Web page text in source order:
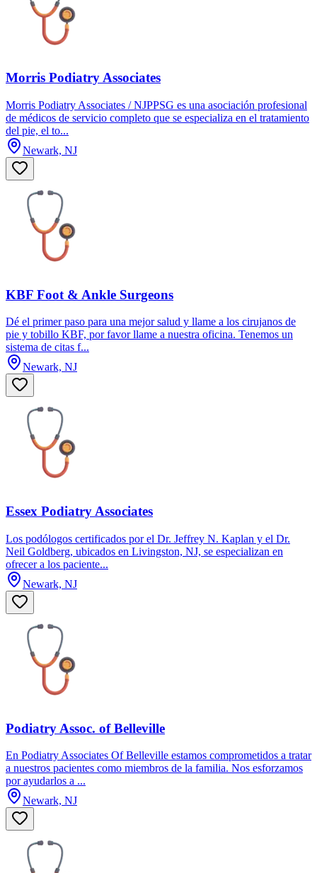
Morris Podiatry Associates
Morris Podiatry Associates / NJPPSG es una asociación profesional
de médicos de servicio completo que se especializa en el tratamiento
del pie, el to...
Newark, NJ
KBF Foot & Ankle Surgeons
Dé el primer paso para una mejor salud y llame a los cirujanos de
pie y tobillo KBF, por favor llame a nuestra oficina. Tenemos un
sistema de citas f...
Newark, NJ
Essex Podiatry Associates
Los podólogos certificados por el Dr. Jeffrey N. Kaplan y el Dr.
Neil Goldberg, ubicados en Livingston, NJ, se especializan en
ofrecer a los paciente...
Newark, NJ
Podiatry Assoc. of Belleville
En Podiatry Associates Of Belleville estamos comprometidos a tratar
a nuestros pacientes como miembros de la familia. Nos esforzamos
por ayudarlos a ...
Newark, NJ